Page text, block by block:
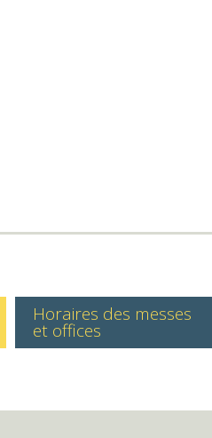
Horaires des messes
et offices